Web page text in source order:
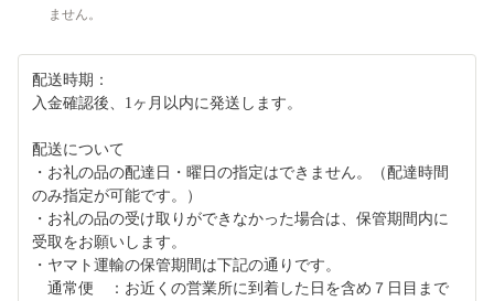
ません。
配送時期：
入金確認後、1ヶ月以内に発送します。
配送について
・お礼の品の配達日・曜日の指定はできません。（配達時間
のみ指定が可能です。）
・お礼の品の受け取りができなかった場合は、保管期間内に
受取をお願いします。
・ヤマト運輸の保管期間は下記の通りです。
通常便 ：お近くの営業所に到着した日を含め７日目まで